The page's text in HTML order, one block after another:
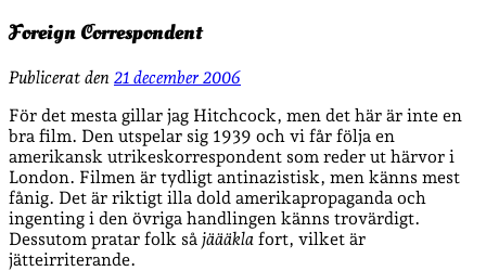
Foreign Correspondent
Publicerat den 21 december 2006
För det mesta gillar jag Hitchcock, men det här är inte en
bra film. Den utspelar sig 1939 och vi får följa en
amerikansk utrikeskorrespondent som reder ut härvor i
London. Filmen är tydligt antinazistisk, men känns mest
fånig. Det är riktigt illa dold amerikapropaganda och
ingenting i den övriga handlingen känns trovärdigt.
Dessutom pratar folk så jäääkla fort, vilket är
jätteirriterande.